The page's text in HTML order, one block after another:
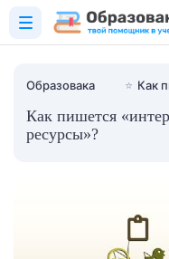
Образовака ⭐ Как
Как пишется
ресурсы»?